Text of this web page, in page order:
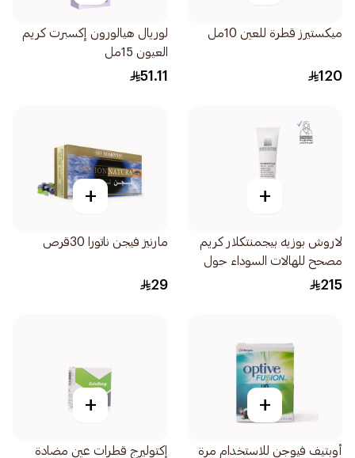
ميكستيرز قطرة للعين 10مل
120
لوريال هيالورون إكسبرت كريم
العيون 15مل
51.11
+
لاروش بوزيه بيجمنتكلار كريم
مصحح للهالات السوداء حول
العين 15مل
215
+
مارنيز فيجن ناتورا 30قرص
29
+
أوبتيف فيوجن للاستخدام مرة
+
إكتوليرج قطرات عين مضادة